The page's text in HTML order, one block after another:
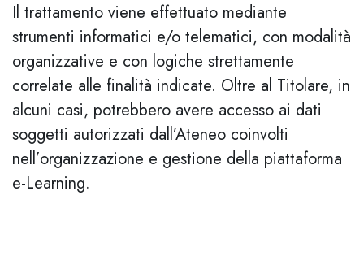
Il trattamento viene effettuato mediante
strumenti informatici e/o telematici, con modalità
organizzative e con logiche strettamente
correlate alle finalità indicate. Oltre al Titolare, in
alcuni casi, potrebbero avere accesso ai dati
soggetti autorizzati dall’Ateneo coinvolti
nell’organizzazione e gestione della piattaforma
e-Learning.